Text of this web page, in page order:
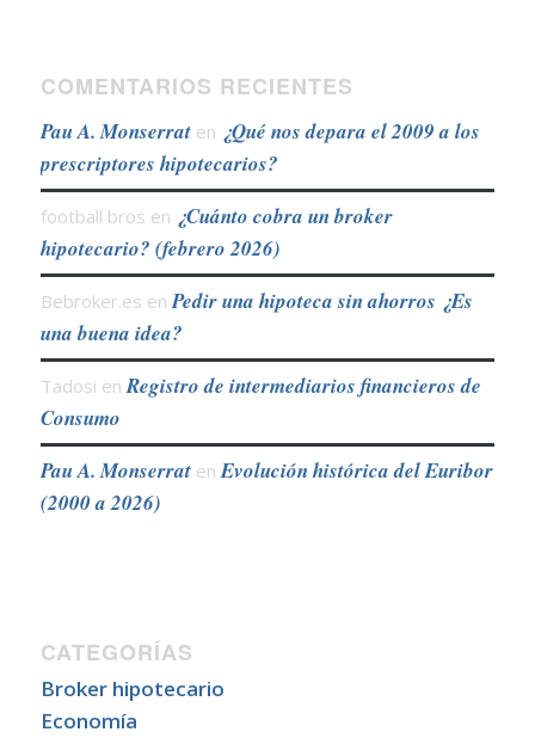
COMENTARIOS RECIENTES
Pau A. Monserraten ¿Qué nos depara el 2009 a los
prescriptores hipotecarios?
football bros en ¿Cuánto cobra un broker
hipotecario? (febrero 2026)
Bebroker.es en Pedir una hipoteca sin ahorros ¿Es
una buena idea?
Tadosi en Registro de intermediarios financieros de
Consumo
Pau A. Monserraten Evolución histórica del Euribor
(2000 a 2026)
CATEGORÍAS
Broker hipotecario
Economía